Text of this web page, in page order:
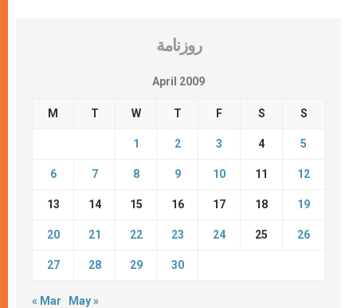
روزنامة
April 2009
M T W T F S S
1 2 3 4 5
6 7 8 9 10 11 12
13 14 15 16 17 18 19
20 21 22 23 24 25 26
27 28 29 30
« Mar May »